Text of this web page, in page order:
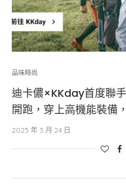
品味時尚
迪卡儂×KKday首度聯
開跑，穿上高機能裝備
2025 年 3 月 24 日